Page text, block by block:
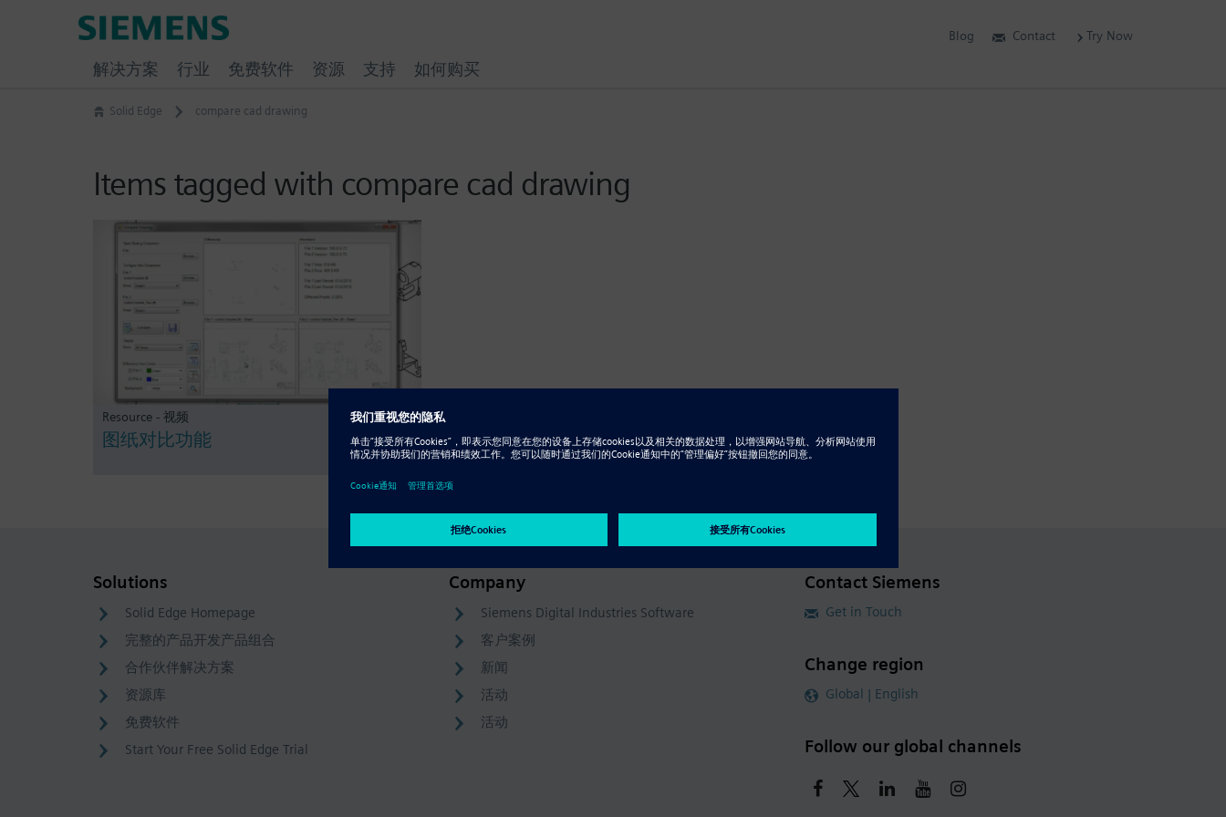
Solid Edge compare cad drawing
Items tagged with compare cad drawing
Resource - 视频
图纸对比功能
Solutions
Solid Edge Homepage
完整的产品开发产品组合
合作伙伴解决方案
资源库
免费软件
Start Your Free Solid Edge Trial
Company
Siemens Digital Industries Software
客户案例
新闻
活动
活动
Contact Siemens
Get in Touch
Change region
Global | English
Follow our global channels
Blog Contact Try Now
解决方案 行业 免费软件 资源 支持 如何购买